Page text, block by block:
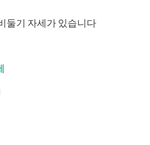
둘기 자세가 있습니다